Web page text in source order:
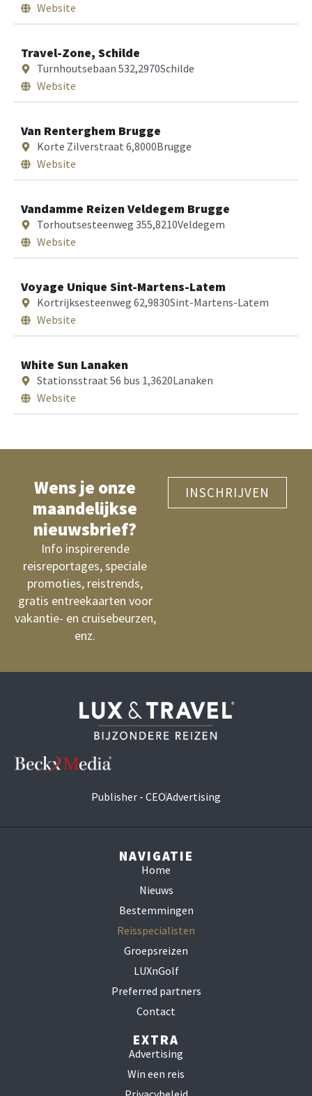
Website
Travel-Zone, Schilde
Turnhoutsebaan 532,2970Schilde
Website
Van Renterghem Brugge
Korte Zilverstraat 6,8000Brugge
Website
Vandamme Reizen Veldegem Brugge
Torhoutsesteenweg 355,8210Veldegem
Website
Voyage Unique Sint-Martens-Latem
Kortrijksesteenweg 62,9830Sint-Martens-Latem
Website
White Sun Lanaken
Stationsstraat 56 bus 1,3620Lanaken
Website
Wens je onze
maandelijkse
nieuwsbrief?
Info inspirerende
reisreportages, speciale
promoties, reistrends,
gratis entreekaarten voor
vakantie- en cruisebeurzen,
enz.
INSCHRIJVEN
Publisher - CEOAdvertising
NAVIGATIE
Home
Nieuws
Bestemmingen
Reisspecialisten
Groepsreizen
LUXnGolf
Preferred partners
Contact
EXTRA
Advertising
Win een reis